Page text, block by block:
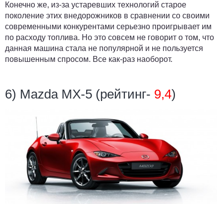
Конечно же, из-за устаревших технологий старое
поколение этих внедорожников в сравнении со своими
современными конкурентами серьезно проигрывает им
по расходу топлива. Но это совсем не говорит о том, что
данная машина стала не популярной и не пользуется
повышенным спросом. Все как-раз наоборот.
6) Mazda MX-5 (рейтинг- 9,4)